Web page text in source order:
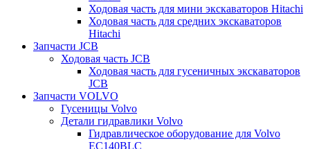
Ходовая часть для мини экскаваторов Hitachi
Ходовая часть для средних экскаваторов
Hitachi
Запчасти JCB
Ходовая часть JCB
Ходовая часть для гусеничных экскаваторов
JCB
Запчасти VOLVO
Гусеницы Volvo
Детали гидравлики Volvo
Гидравлическое оборудование для Volvo
EC140BLC